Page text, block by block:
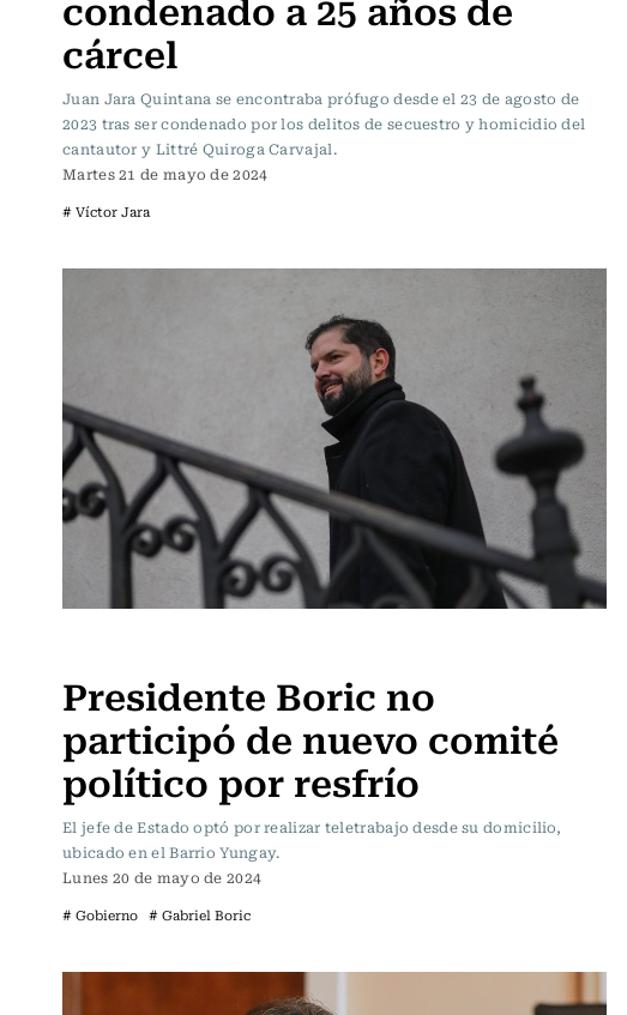
cárcel
Juan Jara Quintana se encontraba prófugo desde el 23 de agosto de
2023 tras ser condenado por los delitos de secuestro y homicidio del
cantautor y Littré Quiroga Carvajal.
Martes 21 de mayo de 2024
# Víctor Jara
Presidente Boric no
participó de nuevo comité
político por resfrío
El jefe de Estado optó por realizar teletrabajo desde su domicilio,
ubicado en el Barrio Yungay.
Lunes 20 de mayo de 2024
# Gobierno # Gabriel Boric